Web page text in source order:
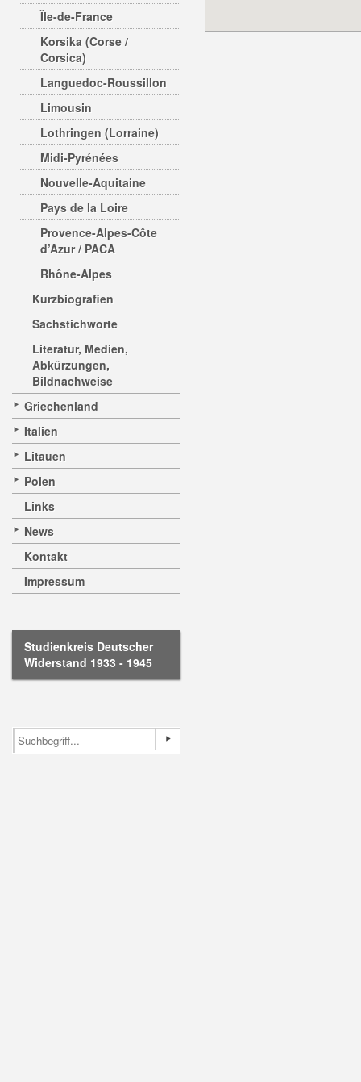
Île-de-France
Korsika (Corse /
Corsica)
Languedoc-Roussillon
Limousin
Lothringen (Lorraine)
Midi-Pyrénées
Nouvelle-Aquitaine
Pays de la Loire
Provence-Alpes-Côte
d’Azur / PACA
Rhône-Alpes
Kurzbiografien
Sachstichworte
Literatur, Medien,
Abkürzungen,
Bildnachweise
Griechenland
Italien
Litauen
Polen
Links
News
Kontakt
Impressum
Studienkreis Deutscher
Widerstand 1933 - 1945